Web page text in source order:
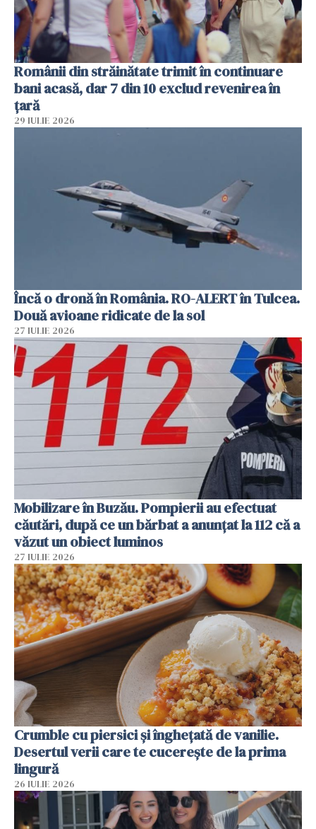
Românii din străinătate trimit în continuare
bani acasă, dar 7 din 10 exclud revenirea în
țară
29 IULIE 2026
Încă o dronă în România. RO-ALERT în Tulcea.
Două avioane ridicate de la sol
27 IULIE 2026
Mobilizare în Buzău. Pompierii au efectuat
căutări, după ce un bărbat a anunțat la 112 că a
văzut un obiect luminos
27 IULIE 2026
Crumble cu piersici și înghețată de vanilie.
Desertul verii care te cucerește de la prima
lingură
26 IULIE 2026